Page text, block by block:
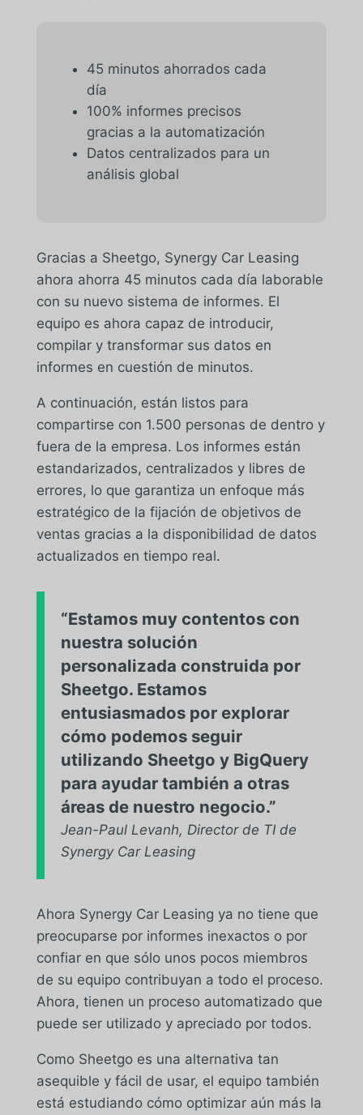
45 minutos ahorrados cada
día
100% informes precisos
gracias a la automatización
Datos centralizados para un
análisis global
Gracias a Sheetgo, Synergy Car Leasing
ahora ahorra 45 minutos cada día laborable
con su nuevo sistema de informes. El
equipo es ahora capaz de introducir,
compilar y transformar sus datos en
informes en cuestión de minutos.
A continuación, están listos para
compartirse con 1.500 personas de dentro y
fuera de la empresa. Los informes están
estandarizados, centralizados y libres de
errores, lo que garantiza un enfoque más
estratégico de la fijación de objetivos de
ventas gracias a la disponibilidad de datos
actualizados en tiempo real.
“Estamos muy contentos con
nuestra solución
personalizada construida por
Sheetgo. Estamos
entusiasmados por explorar
cómo podemos seguir
utilizando Sheetgo y BigQuery
para ayudar también a otras
áreas de nuestro negocio.”
Jean-Paul Levanh, Director de TI de
Synergy Car Leasing
Ahora Synergy Car Leasing ya no tiene que
preocuparse por informes inexactos o por
confiar en que sólo unos pocos miembros
de su equipo contribuyan a todo el proceso.
Ahora, tienen un proceso automatizado que
puede ser utilizado y apreciado por todos.
Como Sheetgo es una alternativa tan
asequible y fácil de usar, el equipo también
está estudiando cómo optimizar aún más la